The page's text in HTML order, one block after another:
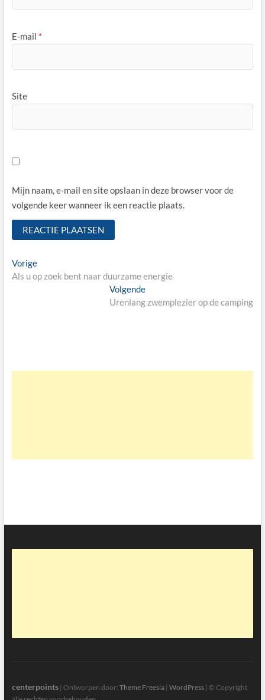
E-mail *
Site
Mijn naam, e-mail en site opslaan in deze browser voor de
volgende keer wanneer ik een reactie plaats.
Bericht
navigatie
VorigeVorige
bericht:
Als u op zoek bent naar duurzame energie
VolgendeVolgende
bericht:
Urenlang zwemplezier op de camping
centerpoints| Ontworpen door: Theme Freesia| WordPress| © Copyright